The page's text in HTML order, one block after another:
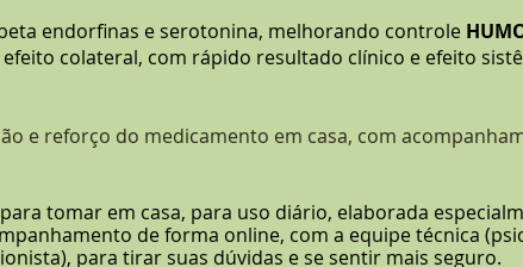
endorfinas e serotonina, melhorando controle
colateral, com rápido resultado clínico e efeito
e reforço do medicamento em casa, com
tomar em casa, para uso diário, elaborada
de forma online, com a equipe técnica
para tirar suas dúvidas e se sentir mais seguro.